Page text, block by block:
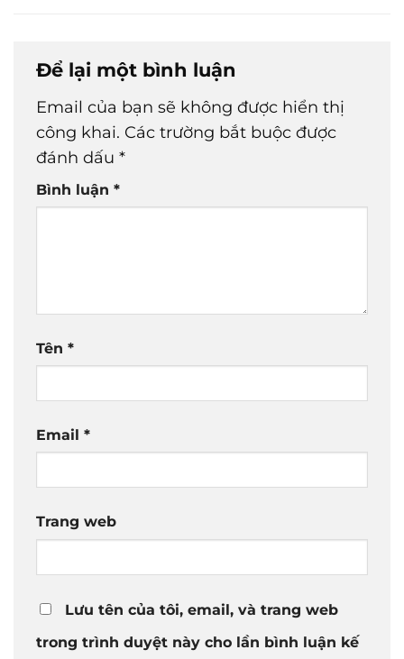
Để lại một bình luận
Email của bạn sẽ không được hiển thị
công khai. Các trường bắt buộc được
đánh dấu *
Bình luận *
Tên *
Email *
Trang web
Lưu tên của tôi, email, và trang web
trong trình duyệt này cho lần bình luận kế